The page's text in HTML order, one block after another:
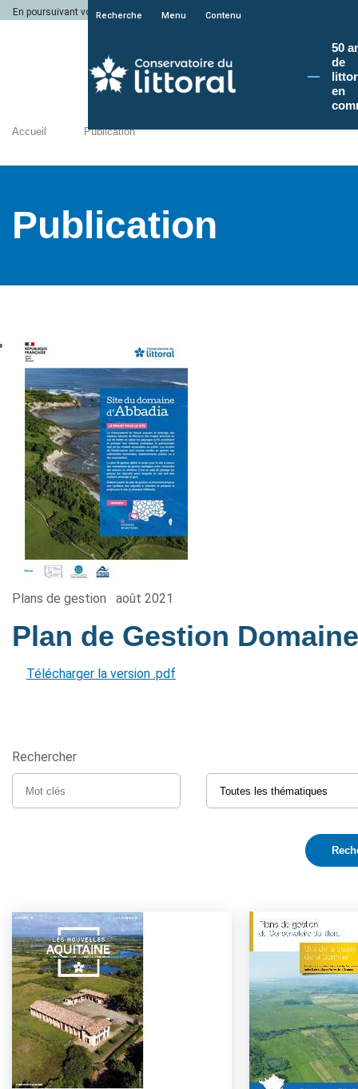
En poursuivant votre navigation sur le site du Conservatoire du littoral, vous
Recherche Menu Contenu
50
de
en
Accueil Publication
Publication
Plans de gestion août 2021
Plan de Gestion
Télécharger la version .pdf
Rechercher